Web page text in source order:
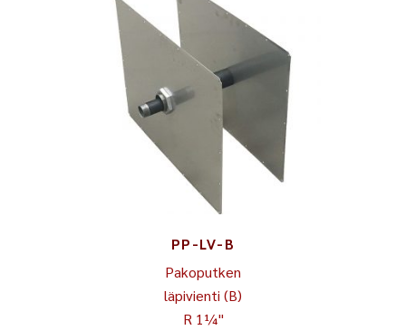
PP-LV-B
Pakoputken
läpivienti (B)
R 1¼"